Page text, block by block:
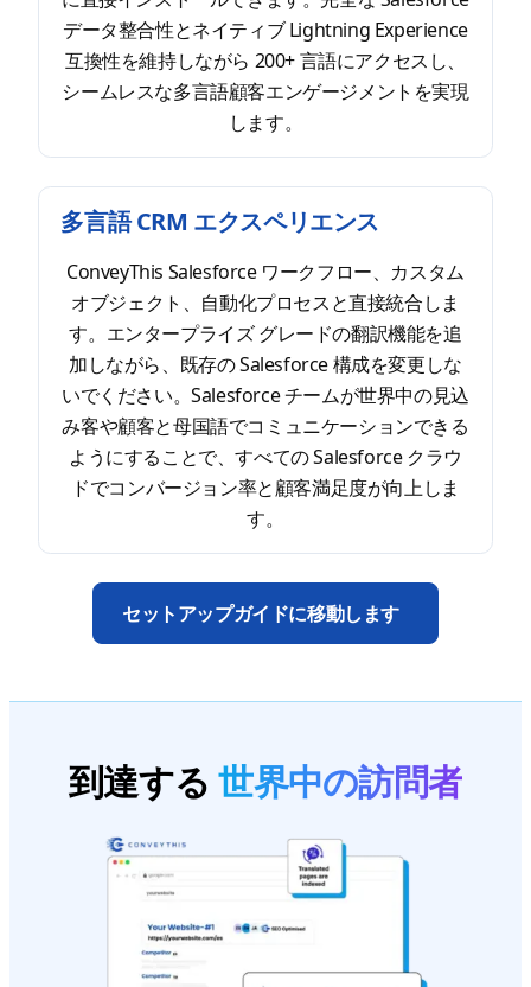
データ整合性とネイティブ Lightning Experience
互換性を維持しながら 200+ 言語にアクセスし、
シームレスな多言語顧客エンゲージメントを実現
します。
多言語 CRM エクスペリエンス
ConveyThis Salesforce ワークフロー、カスタム
オブジェクト、自動化プロセスと直接統合しま
す。エンタープライズ グレードの翻訳機能を追
加しながら、既存の Salesforce 構成を変更しな
いでください。Salesforce チームが世界中の見込
み客や顧客と母国語でコミュニケーションできる
ようにすることで、すべての Salesforce クラウ
ドでコンバージョン率と顧客満足度が向上しま
す。
セットアップガイドに移動します
到達する世界中の訪問者